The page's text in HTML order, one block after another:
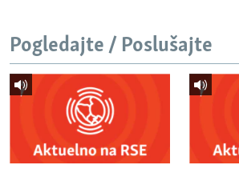
Pogledajte / Poslušajte